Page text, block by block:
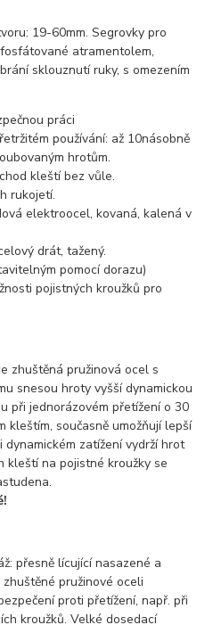
19-60mm. Segrovky pro
atramentolem,
sklouznutí ruky, s omezením
práci
používání: až 10násobně
hrotům.
kleští bez vůle.
rukojetí.
elektroocel, kovaná, kalená v
drát, tažený.
pomocí dorazu)
pojistných kroužků pro
zhuštěná pružinová ocel s
snesou hroty vyšší dynamickou
při jednorázovém přetížení o 30
kleštím, současně umožňují lepší
zatížení vydrží hrot
kleští na pojistné kroužky se
přesně lícující nasazené a
pružinové oceli
proti přetížení, např. při
kroužků. Velké dosedací